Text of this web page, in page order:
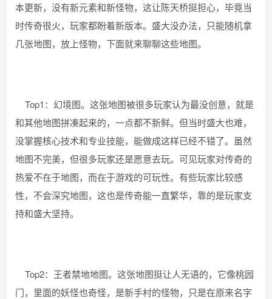
本更新，没有新元素和新怪物，这让陈天桥挺担心，毕竟当
时传奇很火，玩家都盼着新版本。盛大没办法，只能随机拿
几张地图，放上怪物，下面就来聊聊这些地图。
Top1：幻境图。这张地图被很多玩家认为最没创意，就是
和其他地图拼凑起来的，一点都不新鲜。但当时盛大也难，
没掌握核心技术和专业技能，能做成这样已经不错了。虽然
地图不完美，但很多玩家还是愿意去玩。可见玩家对传奇的
热爱不在于地图，而在于游戏的可玩性。有些玩家比较感
性，不会深究地图，这也是传奇能一直繁华，靠的是玩家支
持和盛大坚持。
Top2：王者禁地地图。这张地图挺让人无语的，它像桃园
门，里面的妖怪也奇怪，是新手村的怪物，只是在原来名字